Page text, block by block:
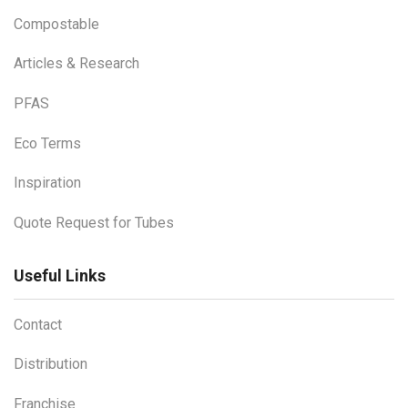
Compostable
Articles & Research
PFAS
Eco Terms
Inspiration
Quote Request for Tubes
Useful Links
Contact
Distribution
Franchise